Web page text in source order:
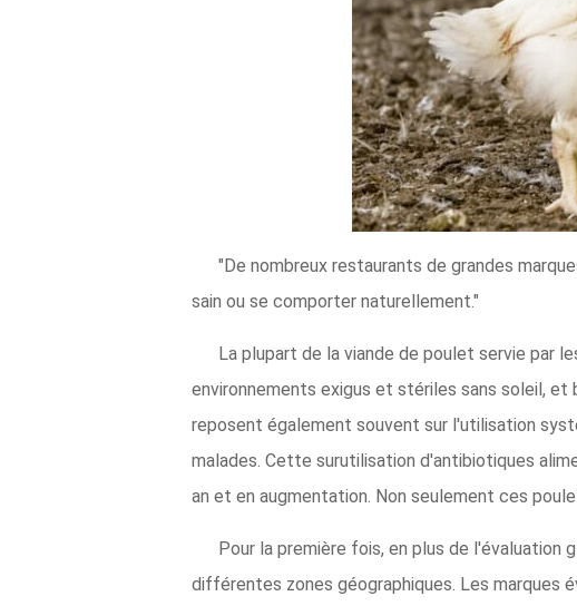
"De nombreux restaurants de grandes
sain ou se comporter naturellement."
La plupart de la viande de poulet servie par
environnements exigus et stériles sans soleil,
reposent également souvent sur l'utilisation
malades. Cette surutilisation d'antibiotiques
an et en augmentation. Non seulement ces
Pour la première fois, en plus de
différentes zones géographiques. Les marques